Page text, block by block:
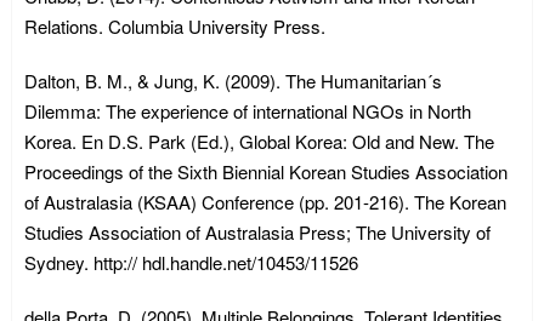
Relations. Columbia University Press.
Dalton, B. M., & Jung, K. (2009). The Humanitarian´s
Dilemma: The experience of international NGOs in North
Korea. En D.S. Park (Ed.), Global Korea: Old and New. The
Proceedings of the Sixth Biennial Korean Studies Association
of Australasia (KSAA) Conference (pp. 201-216). The Korean
Studies Association of Australasia Press; The University of
Sydney. http:// hdl.handle.net/10453/11526